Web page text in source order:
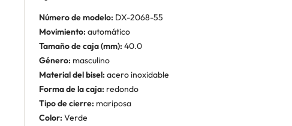
Número de modelo: DX-2068-55
Movimiento: automático
Tamaño de caja (mm): 40.0
Género: masculino
Material del bisel: acero inoxidable
Forma de la caja: redondo
Tipo de cierre: mariposa
Color: Verde